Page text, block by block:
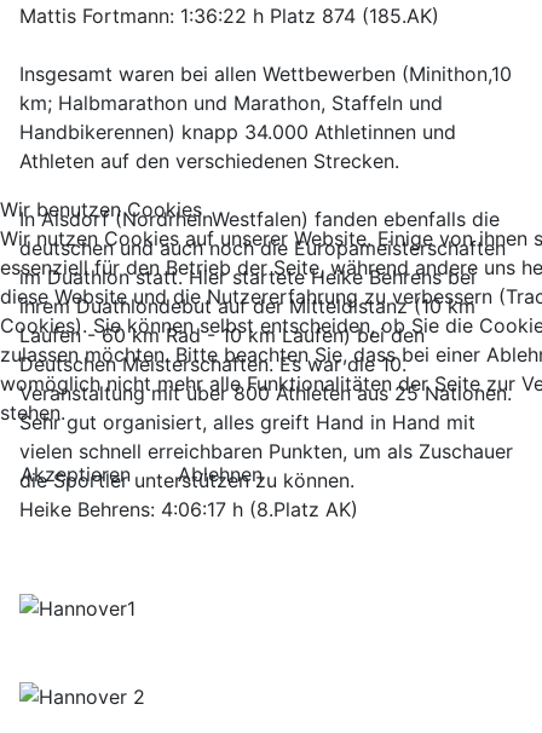
Mattis Fortmann: 1:36:22 h Platz 874 (185.AK)
Insgesamt waren bei allen Wettbewerben (Minithon,10
km; Halbmarathon und Marathon, Staffeln und
Handbikerennen) knapp 34.000 Athletinnen und
Athleten auf den verschiedenen Strecken.
In Alsdorf (NordrheinWestfalen) fanden ebenfalls die
deutschen und auch noch die Europameisterschaften
im Duathlon statt. Hier startete Heike Behrens bei
ihrem Duathlondebut auf der Mitteldistanz (10 km
Laufen - 60 km Rad - 10 km Laufen) bei den
Deutschen Meisterschaften. Es war die 10.
Veranstaltung mit über 800 Athleten aus 25 Nationen.
Sehr gut organisiert, alles greift Hand in Hand mit
vielen schnell erreichbaren Punkten, um als Zuschauer
die Sportler unterstützen zu können.
Heike Behrens: 4:06:17 h (8.Platz AK)
Wir benutzen Cookies
Wir nutzen Cookies auf unserer Website. Einige von ihnen
essenziell für den Betrieb der Seite, während andere uns
diese Website und die Nutzererfahrung zu verbessern
Cookies). Sie können selbst entscheiden, ob Sie die
zulassen möchten. Bitte beachten Sie, dass bei einer
womöglich nicht mehr alle Funktionalitäten der Seite zur
stehen.
Akzeptieren Ablehnen